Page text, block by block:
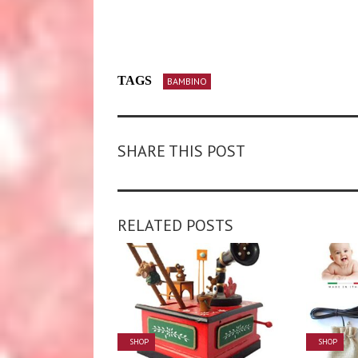
TAGS BAMBINO
SHARE THIS POST
RELATED POSTS
SHOP SHOP